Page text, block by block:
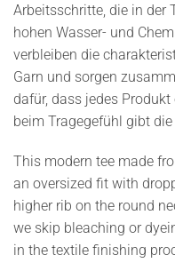
Arbeitsschritte, die in der
hohen Wasser- und
verbleiben die
Garn und sorgen
dafür, dass jedes
beim Tragegefühl gibt
This modern tee made
an oversized fit with
higher rib on the round
we skip bleaching or
in the textile finishing